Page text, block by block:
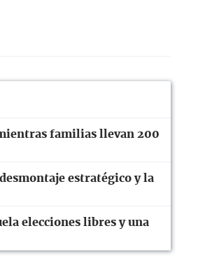
familias llevan 200
estratégico y la
elecciones libres y una